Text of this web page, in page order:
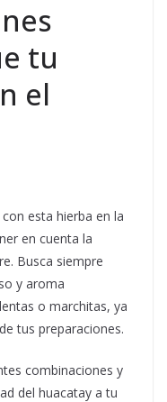
tu
el
esta hierba en la
en cuenta la
Busca siempre
y aroma
o marchitas, ya
tus preparaciones.
combinaciones y
del huacatay a tu